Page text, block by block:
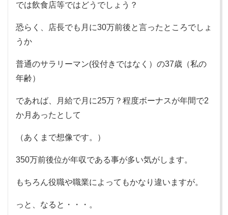
では飲食店等ではどうでしょう？
恐らく、店長でも月に30万前後と言ったところでしょ
うか
普通のサラリーマン(役付きではなく）の37歳（私の
年齢）
であれば、月給で月に25万？程度ボーナスが年間で2
か月あったとして
（あくまで想像です。）
350万前後位が年収である事が多い気がします。
もちろん役職や職業によってもかなり違いますが。
っと、なると・・・。